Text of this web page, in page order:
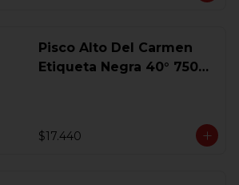
Pisco Alto Del Carmen
Etiqueta Negra 40° 750
$17.440